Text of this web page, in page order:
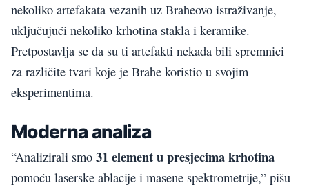
nekoliko artefakata vezanih uz Braheovo istraživanje,
uključujući nekoliko krhotina stakla i keramike.
Pretpostavlja se da su ti artefakti nekada bili spremnici
za različite tvari koje je Brahe koristio u svojim
eksperimentima.
Moderna analiza
“Analizirali smo 31 element u presjecima krhotina
pomoću laserske ablacije i masene spektrometrije,” pišu